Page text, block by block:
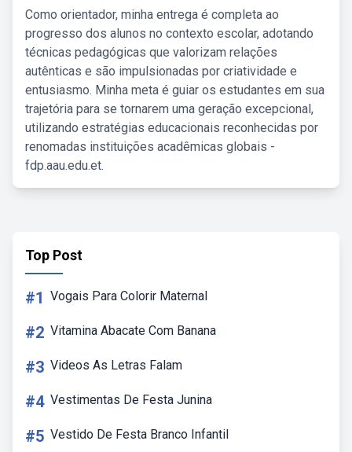
Como orientador, minha entrega é completa ao
progresso dos alunos no contexto escolar, adotando
técnicas pedagógicas que valorizam relações
autênticas e são impulsionadas por criatividade e
entusiasmo. Minha meta é guiar os estudantes em sua
trajetória para se tornarem uma geração excepcional,
utilizando estratégias educacionais reconhecidas por
renomadas instituições acadêmicas globais -
fdp.aau.edu.et.
Top Post
#1 Vogais Para Colorir Maternal
#2 Vitamina Abacate Com Banana
#3 Videos As Letras Falam
#4 Vestimentas De Festa Junina
#5 Vestido De Festa Branco Infantil